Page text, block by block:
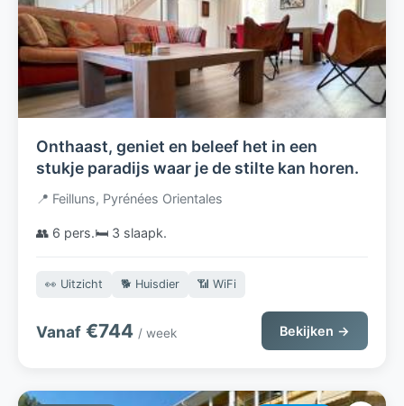
Onthaast, geniet en beleef het in een
stukje paradijs waar je de stilte kan horen.
📍 Feilluns, Pyrénées Orientales
👥 6 pers.🛏️ 3 slaapk.
👀 Uitzicht 🐕 Huisdier 📶 WiFi
Vanaf €744 / week Bekijken →